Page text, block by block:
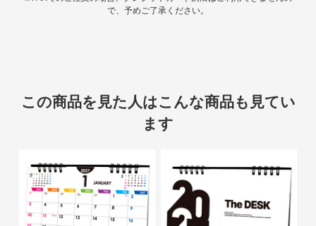
で、予めご了承ください。
この商品を見た人はこんな商品も見てい
ます